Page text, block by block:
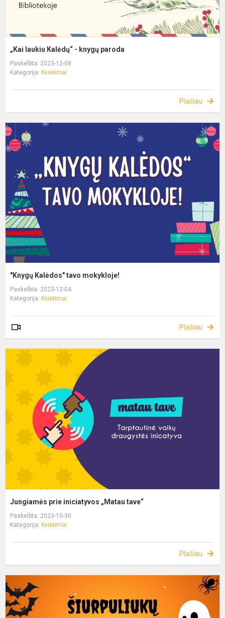
„Kai laukiu Kalėdų“ - knygų paroda
Paskelbta: 2023-12-08
Kategorija: Kvietimai
Plačiau
"Knygų Kalėdos" tavo mokykloje!
Paskelbta: 2023-12-04
Kategorija: Kvietimai
Plačiau
Jungiamės prie iniciatyvos „Matau tave“
Paskelbta: 2023-10-30
Kategorija: Kvietimai
Plačiau